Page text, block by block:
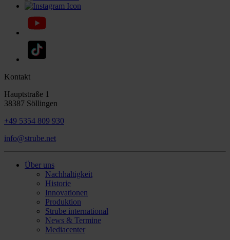
Kontakt
Hauptstraße 1
38387 Söllingen
+49 5354 809 930
info@strube.net
Über uns
Nachhaltigkeit
Historie
Innovationen
Produktion
Strube international
News & Termine
Mediacenter